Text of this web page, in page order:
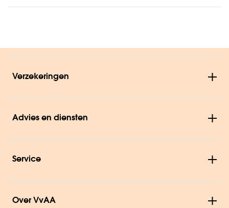
Verzekeringen
Advies en diensten
Service
Over VvAA